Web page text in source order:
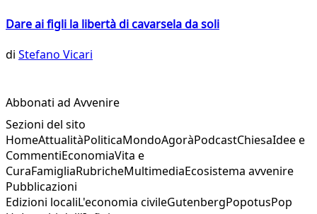
Dare ai figli la libertà di cavarsela da soli
di Stefano Vicari
Abbonati ad Avvenire
Sezioni del sito
HomeAttualitàPoliticaMondoAgoràPodcastChiesaIdee e
CommentiEconomiaVita e
CuraFamigliaRubricheMultimediaEcosistema avvenire
Pubblicazioni
Edizioni localiL'economia civileGutenbergPopotusPop